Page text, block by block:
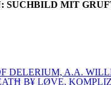
SUCHBILD MIT
DELERIUM, A.A.
B¥ LØVE,